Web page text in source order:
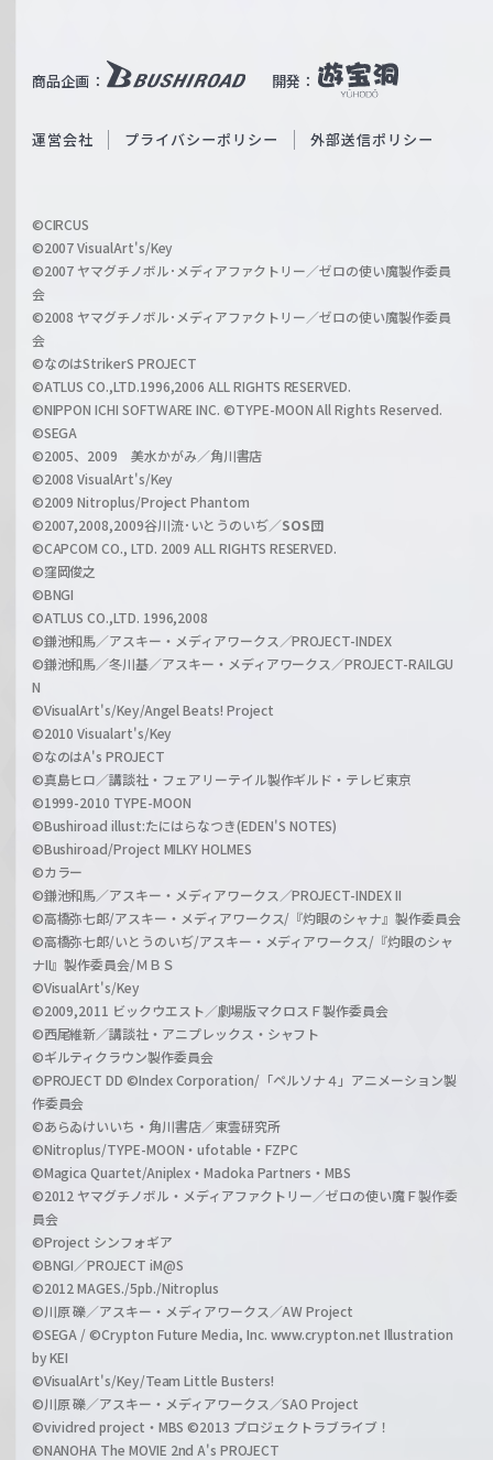
ß
c
a
r
z
商品企画： 開発：
b
O
i
l
h
a
n
l
運営会社 プライバシーポリシー 外部送信ポリシー
©CIRCUS
©2007 VisualArt's/Key
©2007 ヤマグチノボル･メディアファクトリー／ゼロの使い魔製作委員
会
©2008 ヤマグチノボル･メディアファクトリー／ゼロの使い魔製作委員
会
©なのはStrikerS PROJECT
©ATLUS CO.,LTD.1996,2006 ALL RIGHTS RESERVED.
©NIPPON ICHI SOFTWARE INC. ©TYPE-MOON All Rights Reserved.
©SEGA
©2005、2009 美水かがみ／角川書店
©2008 VisualArt's/Key
©2009 Nitroplus/Project Phantom
©2007,2008,2009谷川流･いとうのいぢ／SOS団
©CAPCOM CO., LTD. 2009 ALL RIGHTS RESERVED.
©窪岡俊之
©BNGI
©ATLUS CO.,LTD. 1996,2008
©鎌池和馬／アスキー・メディアワークス／PROJECT-INDEX
©鎌池和馬／冬川基／アスキー・メディアワークス／PROJECT-RAILGU
N
©VisualArt's/Key/Angel Beats! Project
©2010 Visualart's/Key
©なのはA's PROJECT
©真島ヒロ／講談社・フェアリーテイル製作ギルド・テレビ東京
©1999-2010 TYPE-MOON
©Bushiroad illust:たにはらなつき(EDEN'S NOTES)
©Bushiroad/Project MILKY HOLMES
©カラー
©鎌池和馬／アスキー・メディアワークス／PROJECT-INDEX II
©高橋弥七郎/アスキー・メディアワークス/『灼眼のシャナ』製作委員会
©高橋弥七郎/いとうのいぢ/アスキー・メディアワークス/『灼眼のシャ
ナII』製作委員会/ＭＢＳ
©VisualArt's/Key
©2009,2011 ビックウエスト／劇場版マクロスＦ製作委員会
©西尾維新／講談社・アニプレックス・シャフト
©ギルティクラウン製作委員会
©PROJECT DD ©Index Corporation/「ペルソナ４」アニメーション製
作委員会
©あらゐけいいち・角川書店／東雲研究所
©Nitroplus/TYPE-MOON・ufotable・FZPC
©Magica Quartet/Aniplex・Madoka Partners・MBS
©2012 ヤマグチノボル・メディアファクトリー／ゼロの使い魔Ｆ製作委
員会
©Project シンフォギア
©BNGI／PROJECT iM@S
©2012 MAGES./5pb./Nitroplus
©川原 礫／アスキー・メディアワークス／AW Project
©SEGA / ©Crypton Future Media, Inc. www.crypton.net Illustration
by KEI
©VisualArt's/Key/Team Little Busters!
©川原 礫／アスキー・メディアワークス／SAO Project
©vividred project・MBS ©2013 プロジェクトラブライブ！
©NANOHA The MOVIE 2nd A's PROJECT